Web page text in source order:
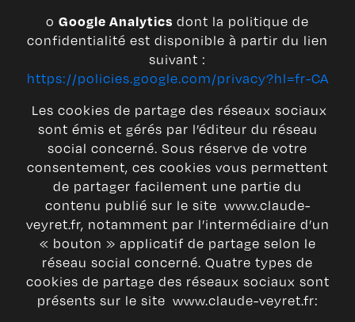
o Google Analytics dont la politique de
confidentialité est disponible à partir du lien
suivant :
https://policies.google.com/privacy?hl=fr-CA
Les cookies de partage des réseaux sociaux
sont émis et gérés par l’éditeur du réseau
social concerné. Sous réserve de votre
consentement, ces cookies vous permettent
de partager facilement une partie du
contenu publié sur le site www.claude-
veyret.fr, notamment par l’intermédiaire d’un
« bouton » applicatif de partage selon le
réseau social concerné. Quatre types de
cookies de partage des réseaux sociaux sont
présents sur le site www.claude-veyret.fr: